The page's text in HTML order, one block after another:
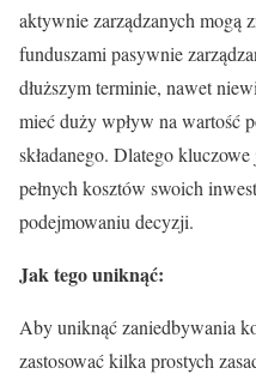
aktywnie zarządzanych mogą
funduszami pasywnie
dłuższym terminie, nawet
mieć duży wpływ na wartość
składanego. Dlatego
pełnych kosztów swoich
podejmowaniu decyzji.
Jak tego uniknąć:
Aby uniknąć zaniedbywania
zastosować kilka prostych